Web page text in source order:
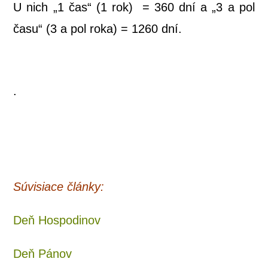
U nich „1 čas“ (1 rok) = 360 dní a „3 a pol
času“ (3 a pol roka) = 1260 dní.
.
Súvi­sia­ce články:
Deň Hos­po­di­nov
Deň Pánov